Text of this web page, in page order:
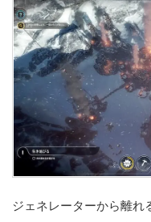
ジェネレーターから離れ